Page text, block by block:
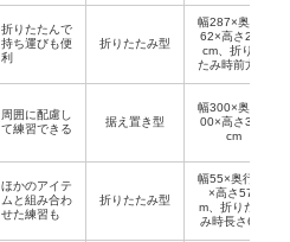
折りたたんで
持ち運びも便
利
折りたたみ型
幅287×奥行1
62×高さ236
cm、折りた
たみ時前方高
142cm
周囲に配慮し
て練習できる
据え置き型
幅300×奥行6
00×高さ300
cm
ほかのアイテ
ムと組み合わ
せた練習も
折りたたみ型
幅55×奥行53
×高さ57c
m、折りたた
み時長さ66c